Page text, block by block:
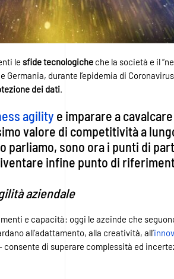
le sfide tecnologiche che la società e il
durante l’epidemia di
dei dati.
agility e imparare a
valore di competitività a
parliamo, sono ora i punti di
infine punto di
aziendale
e capacità: oggi le azeinde che
all’adattamento, alla creatività, all’
consente di superare complessità ed